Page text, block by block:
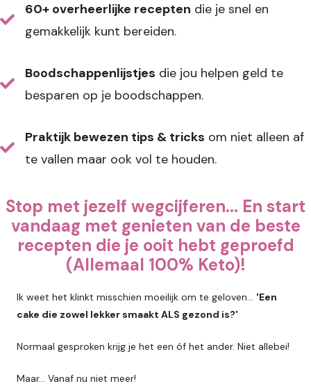
60+ overheerlijke recepten die je snel en
gemakkelijk kunt bereiden.
Boodschappenlijstjes die jou helpen geld te
besparen op je boodschappen.
Praktijk bewezen tips & tricks om niet alleen af
te vallen maar ook vol te houden.
Stop met jezelf wegcijferen... En start
vandaag met genieten van de beste
recepten die je ooit hebt geproefd
(Allemaal 100% Keto)!
Ik weet het klinkt misschien moeilijk om te geloven… 'Een
cake die zowel lekker smaakt ALS gezond is?'
Normaal gesproken krijg je het een óf het ander. Niet allebei!
Maar… Vanaf nu niet meer!